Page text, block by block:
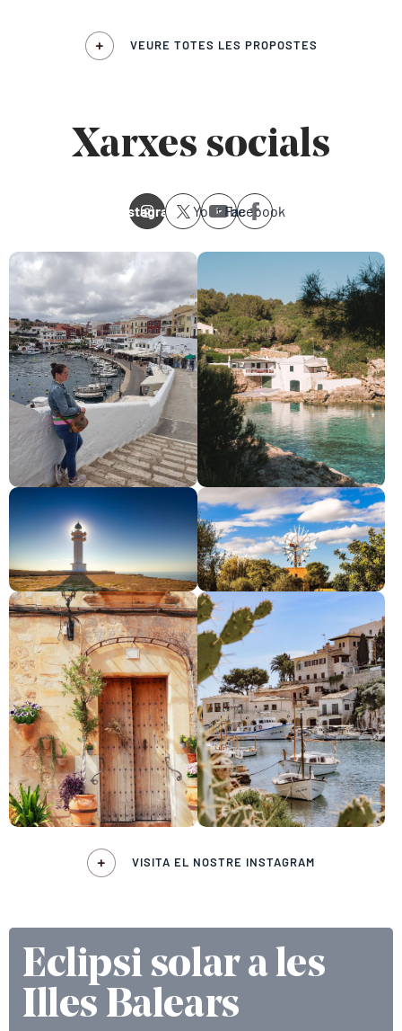
VEURE TOTES LES PROPOSTES
Xarxes socials
Instagram YoutubeFacebook
VISITA EL NOSTRE INSTAGRAM
Eclipsi solar a les
Illes Balears